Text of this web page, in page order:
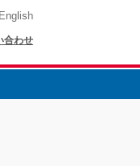
合わせ
English